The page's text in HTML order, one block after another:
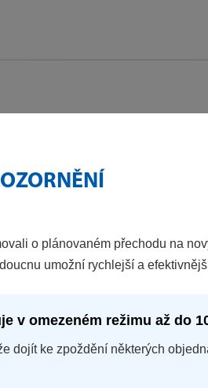
Pro registraci a přístup k informacím nás
o plánovaném přechodu na
umožní rychlejší a
v omezeném režimu až do
dojít ke zpoždění některých